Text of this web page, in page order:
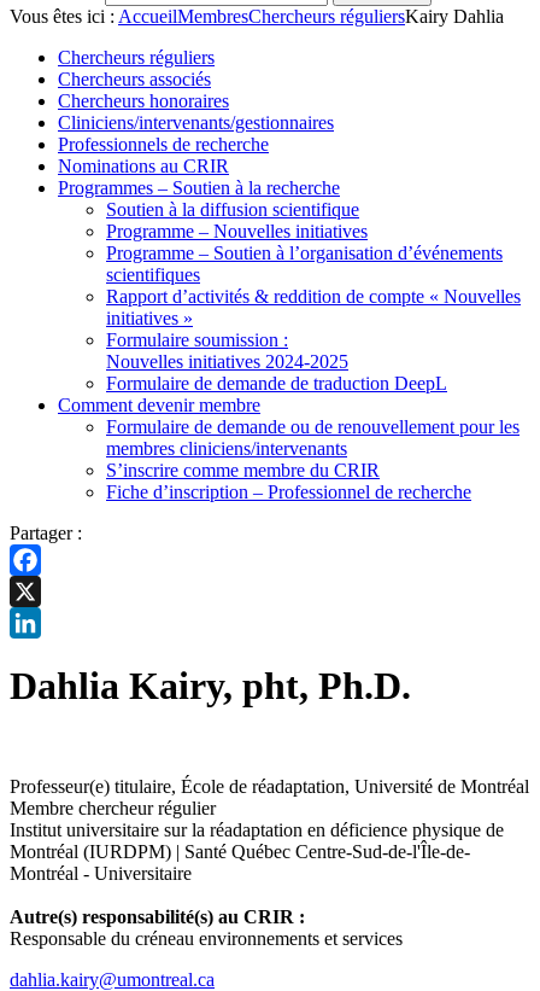
Vous êtes ici : AccueilMembresChercheurs réguliersKairy Dahlia
Chercheurs réguliers
Chercheurs associés
Chercheurs honoraires
Cliniciens/intervenants/gestionnaires
Professionnels de recherche
Nominations au CRIR
Programmes – Soutien à la recherche
Soutien à la diffusion scientifique
Programme – Nouvelles initiatives
Programme – Soutien à l’organisation d’événements
scientifiques
Rapport d’activités & reddition de compte « Nouvelles
initiatives »
Formulaire soumission :
Nouvelles initiatives 2024-2025
Formulaire de demande de traduction DeepL
Comment devenir membre
Formulaire de demande ou de renouvellement pour les
membres cliniciens/intervenants
S’inscrire comme membre du CRIR
Fiche d’inscription – Professionnel de recherche
Partager :
Facebook
X
Dahlia Kairy, pht, Ph.D.
Professeur(e) titulaire, École de réadaptation, Université de Montréal
Membre chercheur régulier
Institut universitaire sur la réadaptation en déficience physique de
Montréal (IURDPM) | Santé Québec Centre-Sud-de-l'Île-de-
Montréal - Universitaire
Autre(s) responsabilité(s) au CRIR :
Responsable du créneau environnements et services
dahlia.kairy@umontreal.ca